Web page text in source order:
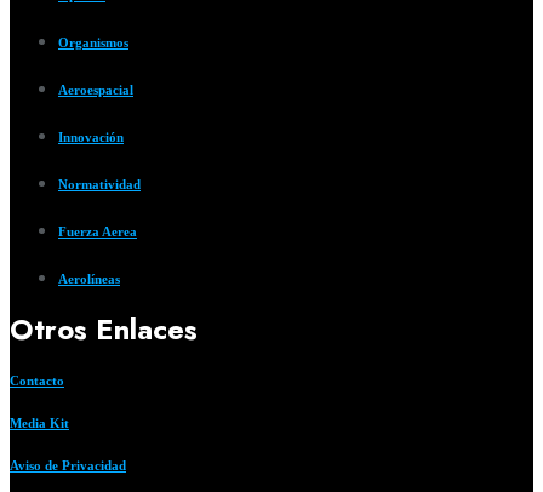
Organismos
Aeroespacial
Innovación
Normatividad
Fuerza Aerea
Aerolíneas
Otros Enlaces
Contacto
Media Kit
Aviso de Privacidad